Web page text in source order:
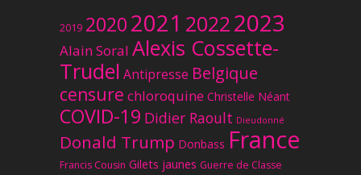
2019 20202021 20222023
Alain Soral Alexis Cossette-
Trudel Antipresse Belgique
censure chloroquine Christelle Néant
COVID-19 Didier Raoult Dieudonné
Donald Trump Donbass France
Francis Cousin Gilets jaunes Guerre de Classe